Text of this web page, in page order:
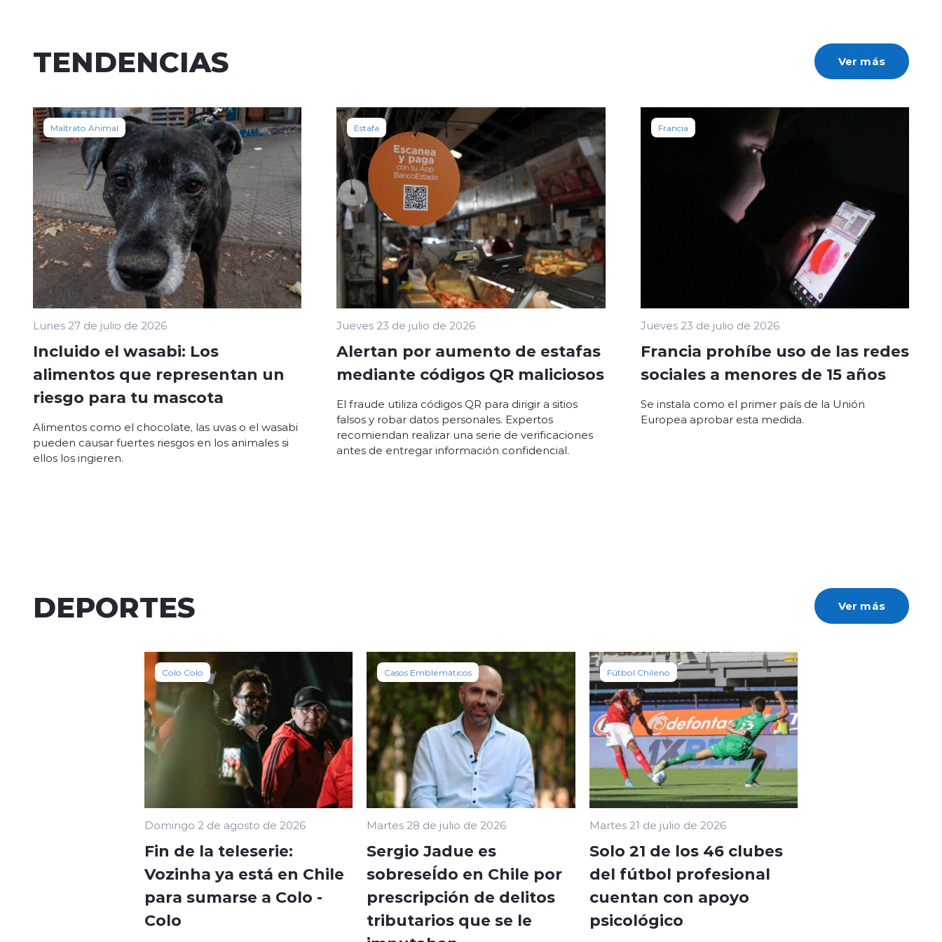
TENDENCIAS Ver más
Maltrato Animal
Lunes 27 de julio de 2026
Incluido el wasabi: Los
alimentos que representan un
riesgo para tu mascota
Alimentos como el chocolate, las uvas o el wasabi
pueden causar fuertes riesgos en los animales si
ellos los ingieren.
Estafa
Jueves 23 de julio de 2026
Alertan por aumento de estafas
mediante códigos QR maliciosos
El fraude utiliza códigos QR para dirigir a sitios
falsos y robar datos personales. Expertos
recomiendan realizar una serie de verificaciones
antes de entregar información confidencial.
Francia
Jueves 23 de julio de 2026
Francia prohíbe uso de las redes
sociales a menores de 15 años
Se instala como el primer país de la Unión
Europea aprobar esta medida.
DEPORTES Ver más
Colo Colo
Domingo 2 de agosto de 2026
Fin de la teleserie:
Vozinha ya está en Chile
para sumarse a Colo -
Colo
Casos Emblemáticos
Martes 28 de julio de 2026
Sergio Jadue es
sobreseÍdo en Chile por
prescripción de delitos
tributarios que se le
Fútbol Chileno
Martes 21 de julio de 2026
Solo 21 de los 46 clubes
del fútbol profesional
cuentan con apoyo
psicológico